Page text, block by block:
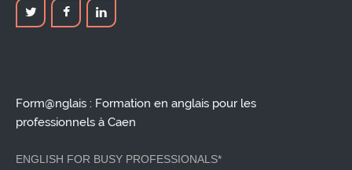
Form@nglais : Formation en anglais pour les
professionnels à Caen
ENGLISH FOR BUSY PROFESSIONALS*